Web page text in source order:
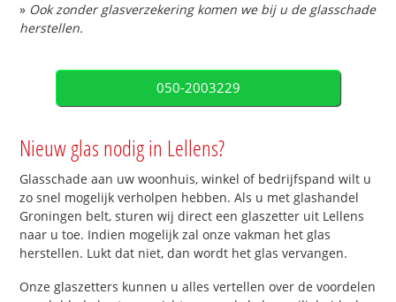
» Ook zonder glasverzekering komen we bij u de glasschade
herstellen.
050-2003229
Nieuw glas nodig in Lellens?
Glasschade aan uw woonhuis, winkel of bedrijfspand wilt u
zo snel mogelijk verholpen hebben. Als u met glashandel
Groningen belt, sturen wij direct een glaszetter uit Lellens
naar u toe. Indien mogelijk zal onze vakman het glas
herstellen. Lukt dat niet, dan wordt het glas vervangen.
Onze glaszetters kunnen u alles vertellen over de voordelen